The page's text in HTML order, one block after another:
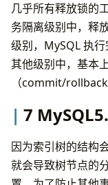
几乎所有释放锁的
务隔离级别中，释
级别，MySQL 执
其他级别中，基本
（commit/rollback
7
因为索引树的结构
就会导致树节点的